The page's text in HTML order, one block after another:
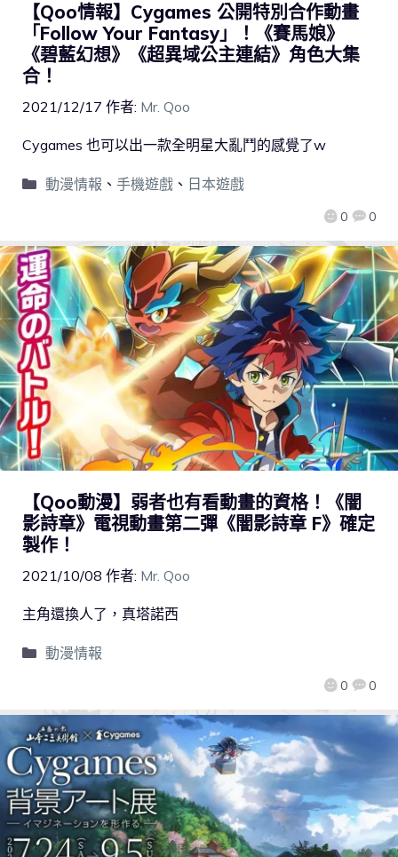
【Qoo情報】Cygames 公開特別合作動畫
「Follow Your Fantasy」！《賽馬娘》
《碧藍幻想》《超異域公主連結》角色大集
合！
2021/12/17 作者: Mr. Qoo
0 0
Cygames 也可以出一款全明星大亂鬥的感覺了w
動漫情報 、 手機遊戲、 日本遊戲
【Qoo動漫】弱者也有看動畫的資格！《闇
影詩章》電視動畫第二彈《闇影詩章 F》確定
製作！
2021/10/08 作者: Mr. Qoo
0 0
主角還換人了，真塔諾西
動漫情報